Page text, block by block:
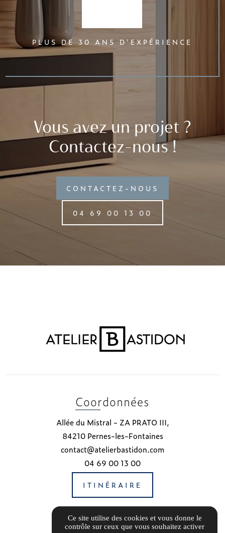
PLUS DE 30 ANS D'EXPÉRIENCE
Vous avez un projet ?
Contactez-nous !
CONTACTEZ-NOUS
04 69 00 13 00
Coordonnées
Allée du Mistral - ZA PRATO III,
84210 Pernes-les-Fontaines
contact@atelierbastidon.com
04 69 00 13 00
ITINÉRAIRE
Notre Partenaire
Ce site utilise des cookies et vous donne le
contrôle sur ceux que vous souhaitez activer